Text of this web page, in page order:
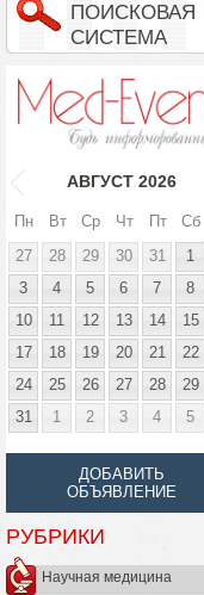
ПОИСКОВАЯ
СИСТЕМА
АВГУСТ 2026
Пн Вт Ср Чт Пт Сб
27
28 29 30 31 1
3
4 5 6 7 8
10
11 12 13 14 15
17
18 19 20 21 22
24
25 26 27 28 29
31
1 2 3 4 5
ДОБАВИТЬ
ОБЪЯВЛЕНИЕ
РУБРИКИ
Научная медицина